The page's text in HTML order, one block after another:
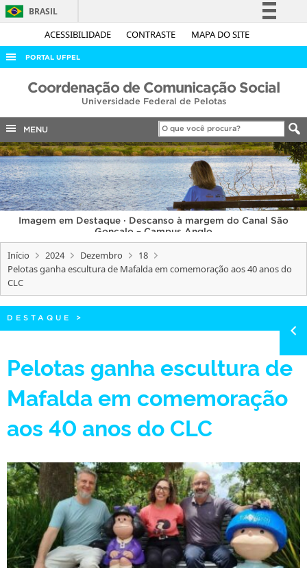
ACESSIBILIDADE CONTRASTE MAPA DO SITE
BRASIL
Simplifique!
Acesso à informação
Legislação
Canais
PORTAL UFPEL
ACESSO À INFORMAÇÃO
COBALTO
CONCURSOS
EDITAIS
INTERNACIONAL
OUVIDORIA
PORTARIAS
TELEFONES
Coordenação de Comunicação Social
Universidade Federal de Pelotas
MENU
Imagem em Destaque · Descanso à margem do Canal São
Gonçalo – Campus Anglo
Início 2024 Dezembro
18
Pelotas ganha escultura de Mafalda em comemoração aos 40 anos do
CLC
DESTAQUE >
Pelotas ganha escultura de
Mafalda em comemoração
aos 40 anos do CLC